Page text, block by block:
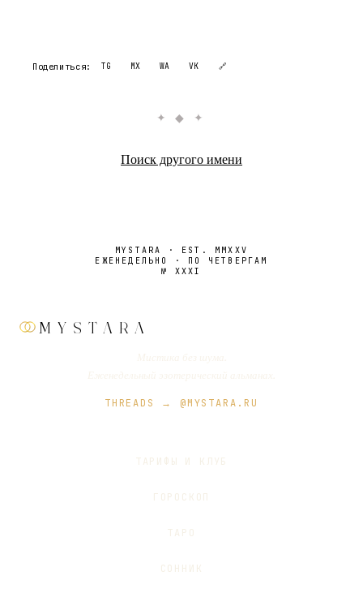
Поделиться: TG MX WA VK 🔗
✦ ◆ ✦
Поиск другого имени
MYSTARA · EST. MMXXV
ЕЖЕНЕДЕЛЬНО · ПО ЧЕТВЕРГАМ
№ XXXI
MYSTARA
THREADS → @MYSTARA.RU
ТАРИФЫ И КЛУБ
ГОРОСКОП
ТАРО
СОННИК